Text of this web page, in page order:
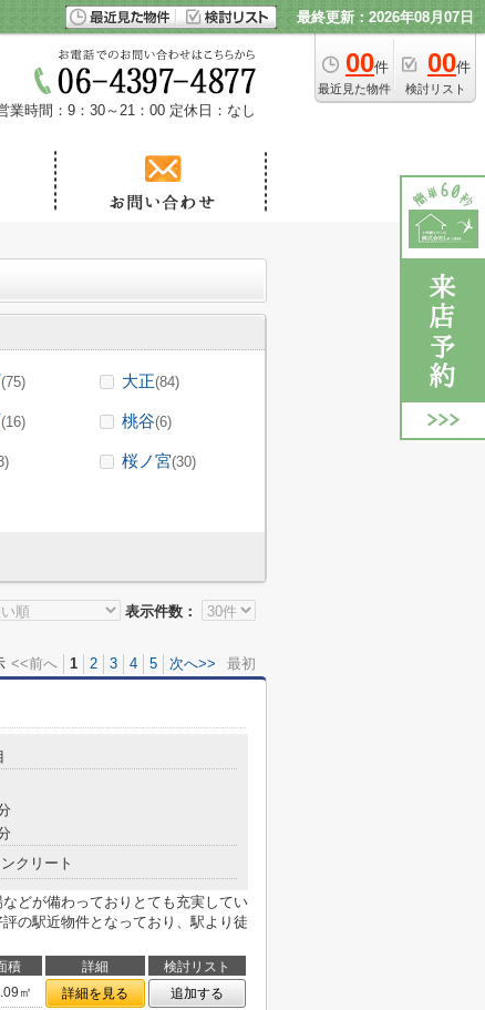
最終更新：2026年08月07日
00件
最近見た物件
00件
検討リスト
業時間：9：30～21：00 定休日：なし
(75) 大正(84)
(16) 桃谷(6)
桜ノ宮(30)
表示件数：
<<前へ 1 2 3 4 5 次へ>> 最初
クリート
どが備わっておりとても充実してい
の駅近物件となっており、駅より徒
積 詳細
検討リスト
㎡ 詳細を見る
追加する